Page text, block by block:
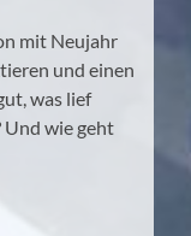
mit Neujahr
und einen
was lief
Und wie geht